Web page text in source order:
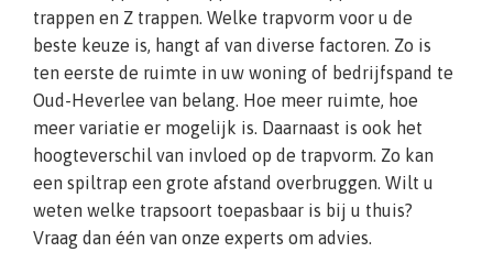
trappen en Z trappen. Welke trapvorm voor u de
beste keuze is, hangt af van diverse factoren. Zo is
ten eerste de ruimte in uw woning of bedrijfspand te
Oud-Heverlee van belang. Hoe meer ruimte, hoe
meer variatie er mogelijk is. Daarnaast is ook het
hoogteverschil van invloed op de trapvorm. Zo kan
een spiltrap een grote afstand overbruggen. Wilt u
weten welke trapsoort toepasbaar is bij u thuis?
Vraag dan één van onze experts om advies.